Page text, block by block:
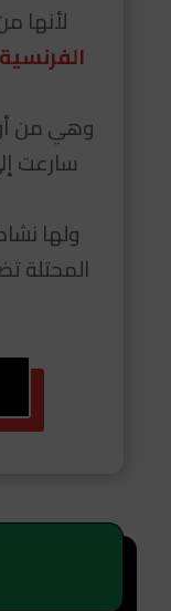
لأنها
الفرنسية
وهي من
سارعت
ولها
المحتلة